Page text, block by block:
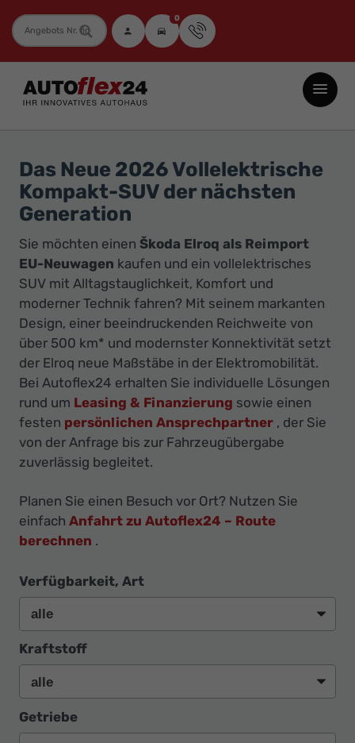
Fahrzeugnummer 0
Autoflex24
GmbH
Neuwagen
Jahreswagen
und
Gebrauchtwagen
zu
Top-
-
Ihr
Innovatives
Autohaus
Das Neue 2026 Vollelektrische
Kompakt-SUV der nächsten
Generation
Sie möchten einen Škoda Elroq als Reimport
EU-Neuwagen kaufen und ein vollelektrisches
SUV mit Alltagstauglichkeit, Komfort und
moderner Technik fahren? Mit seinem markanten
Design, einer beeindruckenden Reichweite von
über 500 km* und modernster Konnektivität setzt
der Elroq neue Maßstäbe in der Elektromobilität.
Bei Autoflex24 erhalten Sie individuelle Lösungen
rund um Leasing & Finanzierung sowie einen
festen persönlichen Ansprechpartner , der Sie
von der Anfrage bis zur Fahrzeugübergabe
zuverlässig begleitet.
Planen Sie einen Besuch vor Ort? Nutzen Sie
einfach Anfahrt zu Autoflex24 – Route
berechnen .
Verfügbarkeit, Art
Kraftstoff
Getriebe